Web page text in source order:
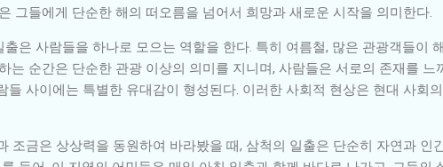
그들에게 단순한 해의 떠오름을 넘어서 희망과 새로운 시작을 의미한다.
은 사람들을 하나로 모으는 역할을 한다. 특히 여름철, 많은 관광객들이
는 순간은 단순한 관광 이상의 의미를 지니며, 사람들은 서로의 존재를
들 사이에는 특별한 유대감이 형성된다. 이러한 사회적 현상은 현대 사회
조금은 상상력을 동원하여 바라봤을 때, 삼척의 일출은 단순히 자연과 인